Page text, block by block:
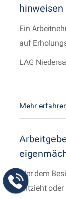
hinweisen
Ein
auf
LAG
Mehr
Wer dem
entzieht